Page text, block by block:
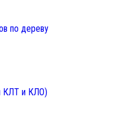
по дереву
КЛТ и КЛО)